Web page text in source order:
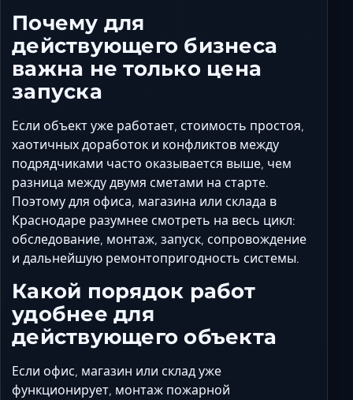
Почему для
действующего бизнеса
важна не только цена
запуска
Если объект уже работает, стоимость простоя,
хаотичных доработок и конфликтов между
подрядчиками часто оказывается выше, чем
разница между двумя сметами на старте.
Поэтому для офиса, магазина или склада в
Краснодаре разумнее смотреть на весь цикл:
обследование, монтаж, запуск, сопровождение
и дальнейшую ремонтопригодность системы.
Какой порядок работ
удобнее для
действующего объекта
Если офис, магазин или склад уже
функционирует, монтаж пожарной